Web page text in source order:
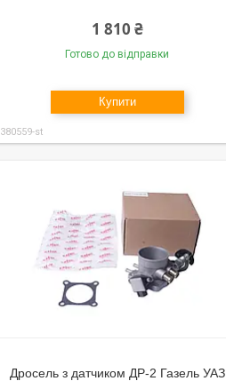
1 810 ₴
Готово до відправки
Купити
380559-st
Дросель з датчиком ДР-2 Газель УАЗ